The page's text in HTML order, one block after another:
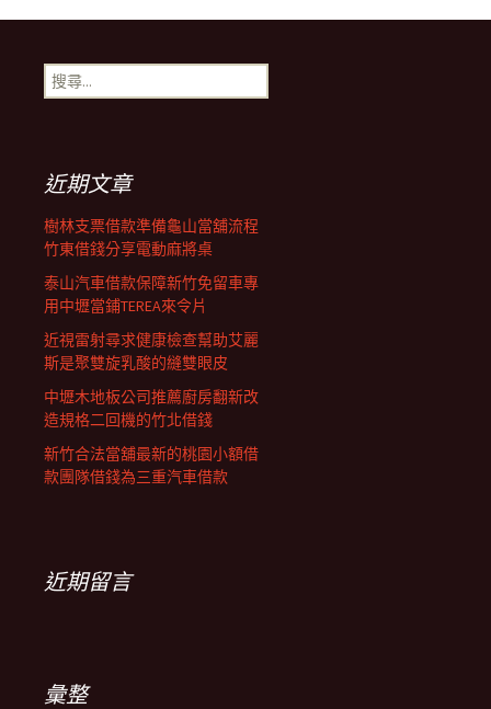
導
覽搜
尋
近期文章
樹林支票借款準備龜山當舖流程
竹東借錢分享電動麻將桌
泰山汽車借款保障新竹免留車專
用中壢當鋪TEREA來令片
近視雷射尋求健康檢查幫助艾麗
斯是聚雙旋乳酸的縫雙眼皮
中壢木地板公司推薦廚房翻新改
造規格二回機的竹北借錢
新竹合法當舖最新的桃園小額借
款團隊借錢為三重汽車借款
近期留言
彙整